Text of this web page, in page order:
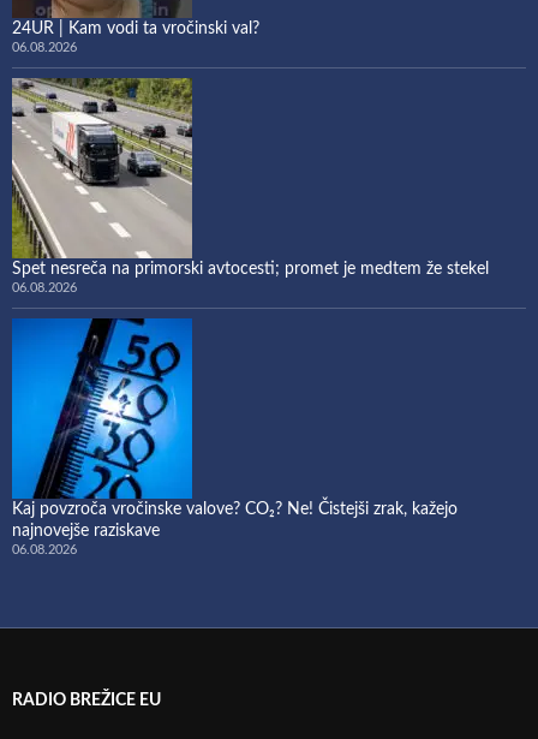
24UR | Kam vodi ta vročinski val?
06.08.2026
Spet nesreča na primorski avtocesti; promet je medtem že stekel
06.08.2026
Kaj povzroča vročinske valove? CO₂? Ne! Čistejši zrak, kažejo
najnovejše raziskave
06.08.2026
RADIO BREŽICE EU